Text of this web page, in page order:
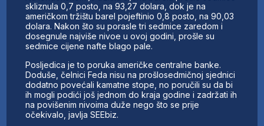
KONTAKT
skliznula 0,7 posto, na 93,27 dolara, dok je na
američkom tržištu barel pojeftinio 0,8 posto, na 90,03
dolara. Nakon što su porasle tri sedmice zaredom i
dosegnule najviše nivoe u ovoj godini, prošle su
sedmice cijene nafte blago pale.
Posljedica je to poruka američke centralne banke.
Doduše, čelnici Feda nisu na prošlosedmičnoj sjednici
dodatno povećali kamatne stope, no poručili su da bi
ih mogli podići još jednom do kraja godine i zadržati ih
na povišenim nivoima duže nego što se prije
očekivalo, javlja SEEbiz.